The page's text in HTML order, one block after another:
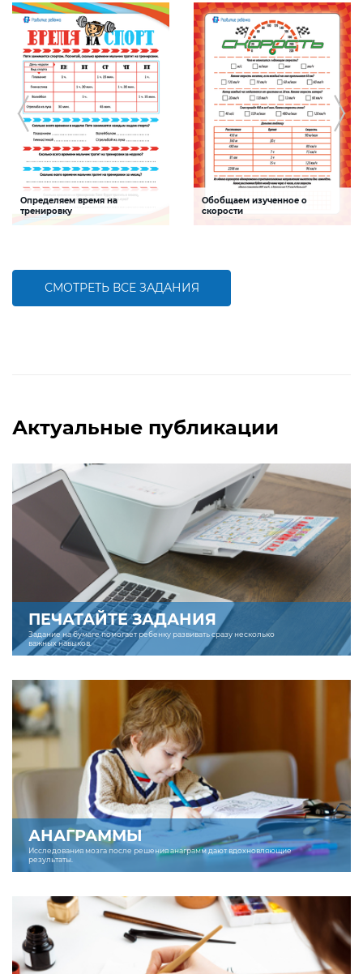
Определяем время на
тренировку
Обобщаем изученное о
скорости
СМОТРЕТЬ ВСЕ ЗАДАНИЯ
Актуальные публикации
ПЕЧАТАЙТЕ ЗАДАНИЯ
Задание на бумаге помогает ребенку развивать сразу несколько
важных навыков.
АНАГРАММЫ
Исследования мозга после решения анаграмм дают вдохновляющие
результаты.